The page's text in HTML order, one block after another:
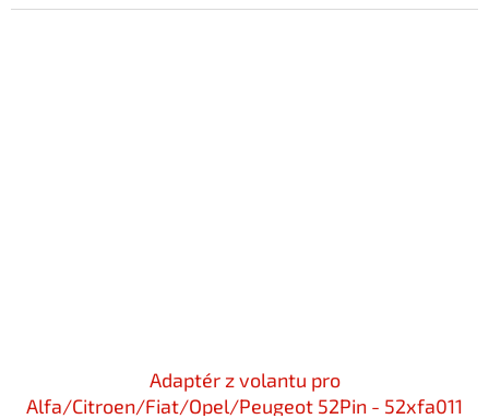
Adaptér z volantu pro
Alfa/Citroen/Fiat/Opel/Peugeot 52Pin - 52xfa011